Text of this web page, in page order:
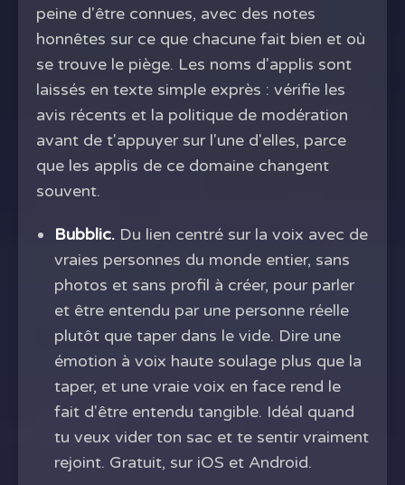
peine d'être connues, avec des notes
honnêtes sur ce que chacune fait bien et où
se trouve le piège. Les noms d'applis sont
laissés en texte simple exprès : vérifie les
avis récents et la politique de modération
avant de t'appuyer sur l'une d'elles, parce
que les applis de ce domaine changent
souvent.
Bubblic. Du lien centré sur la voix avec de
vraies personnes du monde entier, sans
photos et sans profil à créer, pour parler
et être entendu par une personne réelle
plutôt que taper dans le vide. Dire une
émotion à voix haute soulage plus que la
taper, et une vraie voix en face rend le
fait d'être entendu tangible. Idéal quand
tu veux vider ton sac et te sentir vraiment
rejoint. Gratuit, sur iOS et Android.